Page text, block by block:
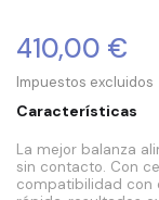
410,00 €
Impuestos excluidos
Características
La mejor balanza
sin contacto. Con
compatibilidad con